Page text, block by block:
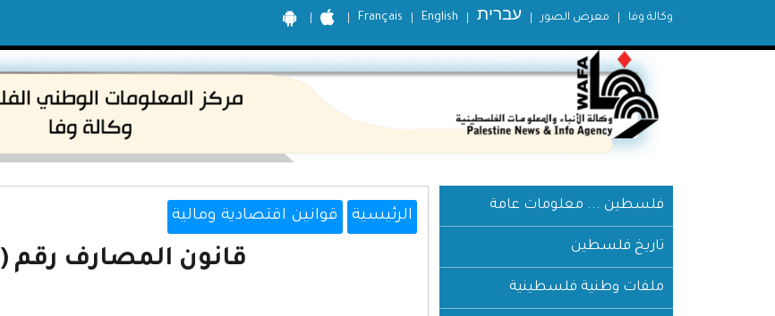
Français English עברית معرض الصور وكالة وفا
فلسطين ... معلومات عامة
تاريخ فلسطين
ملفات وطنية فلسطينية
الرئيسية قوانين اقتصادية ومالية
قانون المصارف رقم (2) لسنة 2002